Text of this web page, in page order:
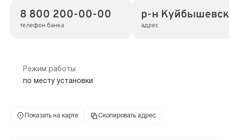
8 800 200-00-00
телефон банка
р-н
адрес
Режим работы
по месту установки
Показать на карте Скопировать адрес